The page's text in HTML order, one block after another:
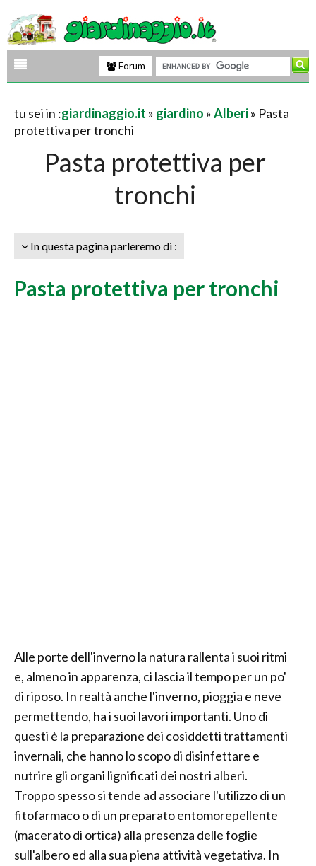
Forum
tu sei in :giardinaggio.it » giardino »Alberi» Pasta
protettiva per tronchi
Pasta protettiva per
tronchi
In questa pagina parleremo di :
Pasta protettiva per tronchi
Alle porte dell'inverno la natura rallenta i suoi ritmi
e, almeno in apparenza, ci lascia il tempo per un po'
di riposo. In realtà anche l'inverno, pioggia e neve
permettendo, ha i suoi lavori importanti. Uno di
questi è la preparazione dei cosiddetti trattamenti
invernali, che hanno lo scopo di disinfettare e
nutrire gli organi lignificati dei nostri alberi.
Troppo spesso si tende ad associare l'utilizzo di un
fitofarmaco o di un preparato entomorepellente
(macerato di ortica) alla presenza delle foglie
sull'albero ed alla sua piena attività vegetativa. In